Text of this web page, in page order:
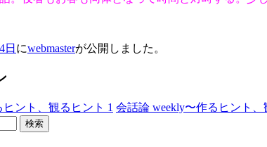
日 にwebmasterが公開しました 。
ント、観るヒント 1 会話論 weekly〜作るヒント、